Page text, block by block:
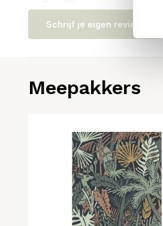
Schrijf je eigen review
Meepakkers